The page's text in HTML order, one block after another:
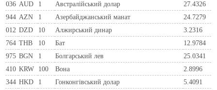
036 AUD 1 Австралійський долар
27.4326
944 AZN 1 Азербайджанський манат
24.7279
012 DZD 10 Алжирський динар
3.2316
764 THB 10 Бат
12.9784
975 BGN 1 Болгарський лев
25.0341
410 KRW 100 Вона
2.8996
344 HKD 1 Гонконгівський долар
5.4091